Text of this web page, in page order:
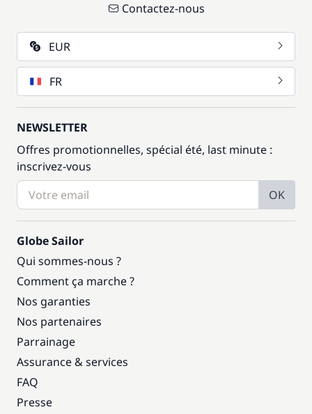
Contactez-nous
EUR
FR
NEWSLETTER
Offres promotionnelles, spécial été, last minute :
inscrivez-vous
OK
Globe Sailor
Qui sommes-nous ?
Comment ça marche ?
Nos garanties
Nos partenaires
Parrainage
Assurance & services
FAQ
Presse